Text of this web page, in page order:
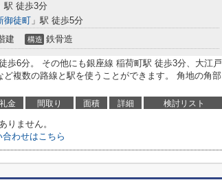
駅 徒歩3分
御徒町 」駅 徒歩5分
建 構造 鉄骨造
歩6分。 その他にも銀座線 稲荷町駅 徒歩3分、大江戸
ど複数の路線と駅を使うことができます。 角地の角部
礼金 間取り 面積 詳細 検討リスト
りません。
わせはこちら